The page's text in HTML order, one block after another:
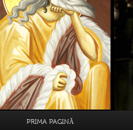
PRIMA PAGINĂ